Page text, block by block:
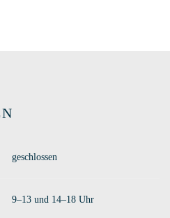
geschlossen
9–13 und 14–18 Uhr